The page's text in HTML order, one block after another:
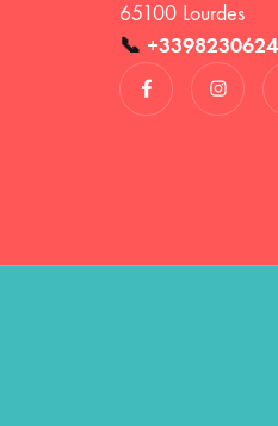
65100 Lourdes
📞